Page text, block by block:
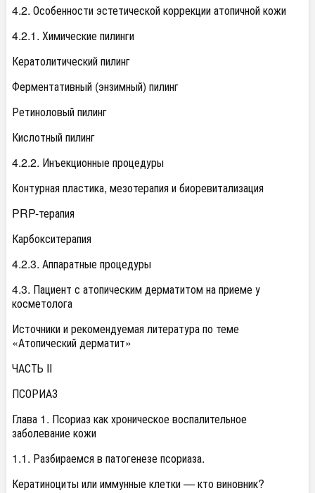
4.2. Особенности эстетической коррекции атопичной кожи
4.2.1. Химические пилинги
Кератолитический пилинг
Ферментативный (энзимный) пилинг
Ретиноловый пилинг
Кислотный пилинг
4.2.2. Инъекционные процедуры
Контурная пластика, мезотерапия и биоревитализация
PRP-терапия
Карбокситерапия
4.2.3. Аппаратные процедуры
4.3. Пациент с атопическим дерматитом на приеме у
косметолога
Источники и рекомендуемая литература по теме
«Атопический дерматит»
ЧАСТЬ II
ПСОРИАЗ
Глава 1. Псориаз как хроническое воспалительное
заболевание кожи
1.1. Разбираемся в патогенезе псориаза.
Кератиноциты или иммунные клетки — кто виновник?